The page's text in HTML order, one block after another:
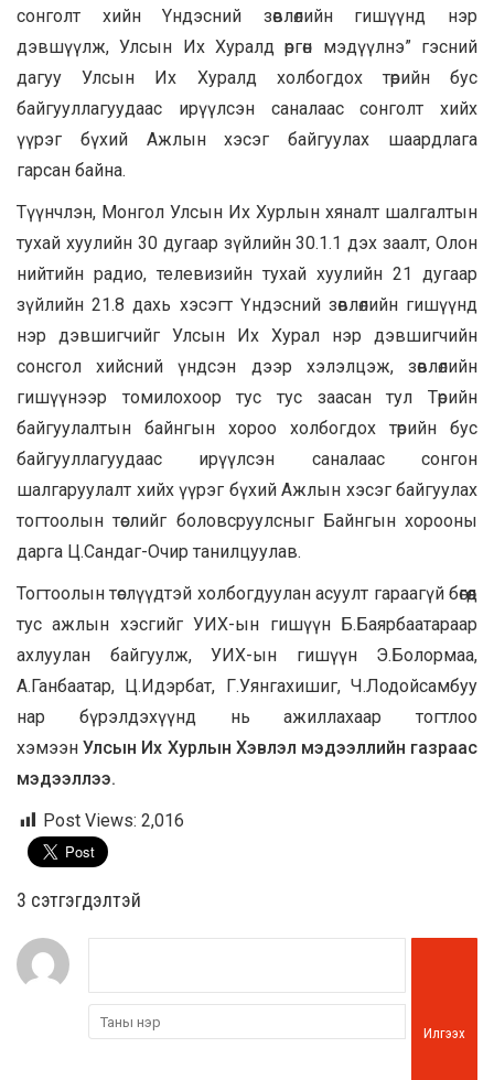
сонголт хийн Yндэсний зөвлөлийн гишүүнд нэр
дэвшүүлж, Улсын Их Хуралд өргөн мэдүүлнэ” гэсний
дагуу Улсын Их Хуралд холбогдох төрийн бус
байгууллагуудаас ирүүлсэн саналаас сонголт хийх
үүрэг бүхий Ажлын хэсэг байгуулах шаардлага
гарсан байна.
Түүнчлэн, Монгол Улсын Их Хурлын хяналт шалгалтын
тухай хуулийн 30 дугаар зүйлийн 30.1.1 дэх заалт, Олон
нийтийн радио, телевизийн тухай хуулийн 21 дугаар
зүйлийн 21.8 дахь хэсэгт Үндэсний зөвлөлийн гишүүнд
нэр дэвшигчийг Улсын Их Хурал нэр дэвшигчийн
сонсгол хийсний үндсэн дээр хэлэлцэж, зөвлөлийн
гишүүнээр томилохоор тус тус заасан тул Төрийн
байгуулалтын байнгын хороо холбогдох төрийн бус
байгууллагуудаас ирүүлсэн саналаас сонгон
шалгаруулалт хийх үүрэг бүхий Ажлын хэсэг байгуулах
тогтоолын төслийг боловсруулсныг Байнгын хорооны
дарга Ц.Сандаг-Очир танилцуулав.
Тогтоолын төслүүдтэй холбогдуулан асуулт гараагүй бөгөөд
тус ажлын хэсгийг УИХ-ын гишүүн Б.Баярбаатараар
ахлуулан байгуулж, УИХ-ын гишүүн Э.Болормаа,
А.Ганбаатар, Ц.Идэрбат, Г.Уянгахишиг, Ч.Лодойсамбуу
нар бүрэлдэхүүнд нь ажиллахаар тогтлоо
хэмээнУлсын Их Хурлын Хэвлэл мэдээллийн газраас
мэдээллээ.
Post Views: 2,016
3 cэтгэгдэлтэй
Илгээх